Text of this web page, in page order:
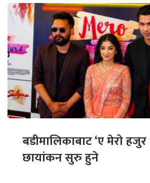
बडीमालिकाबाट ‘ए मेरो
छायांकन सुरु हुने